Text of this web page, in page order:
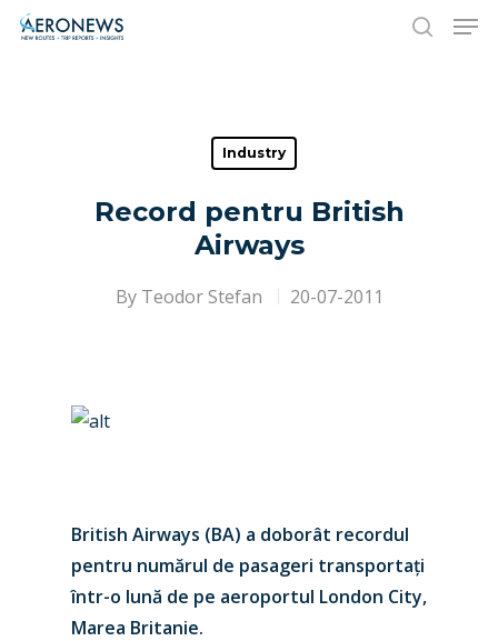
Hit enter to search or ESC to close
Industry
Record pentru British
Airways
By Teodor Stefan 20-07-2011
British Airways (BA) a doborât recordul
pentru numărul de pasageri transportați
într-o lună de pe aeroportul London City,
Marea Britanie.